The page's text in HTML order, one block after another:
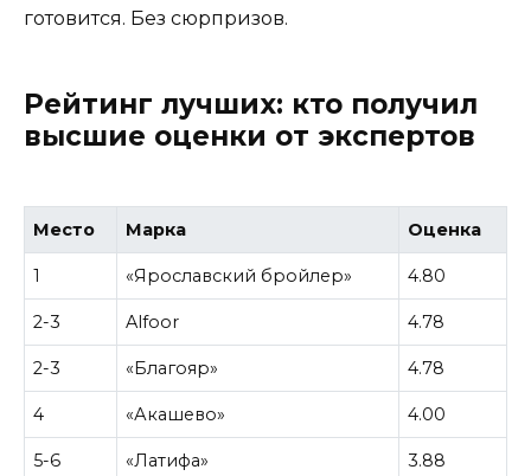
готовится. Без сюрпризов.
Рейтинг лучших: кто получил
высшие оценки от экспертов
Место Марка Оценка
1 «Ярославский бройлер» 4.80
2-3 Alfoor 4.78
2-3 «Благояр» 4.78
4 «Акашево» 4.00
5-6 «Латифа» 3.88